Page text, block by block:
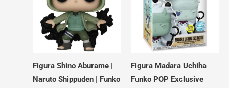
Figura Shino Aburame |
Naruto Shippuden | Funko
Figura Madara Uchiha
Funko POP Exclusive